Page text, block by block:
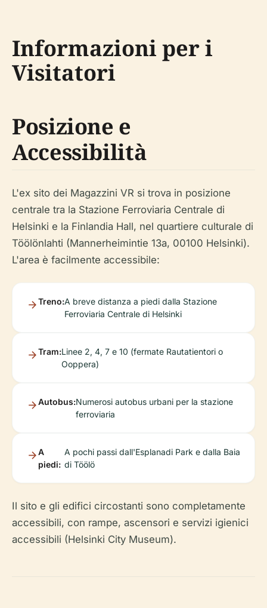
Informazioni per i
Visitatori
Posizione e
Accessibilità
L'ex sito dei Magazzini VR si trova in posizione
centrale tra la Stazione Ferroviaria Centrale di
Helsinki e la Finlandia Hall, nel quartiere culturale di
Töölönlahti (Mannerheimintie 13a, 00100 Helsinki).
L'area è facilmente accessibile:
Treno:A breve distanza a piedi dalla Stazione
Ferroviaria Centrale di Helsinki
Tram:Linee 2, 4, 7 e 10 (fermate Rautatientori o
Ooppera)
Autobus:Numerosi autobus urbani per la stazione
ferroviaria
A
piedi:
A pochi passi dall'Esplanadi Park e dalla Baia
di Töölö
Il sito e gli edifici circostanti sono completamente
accessibili, con rampe, ascensori e servizi igienici
accessibili (Helsinki City Museum).